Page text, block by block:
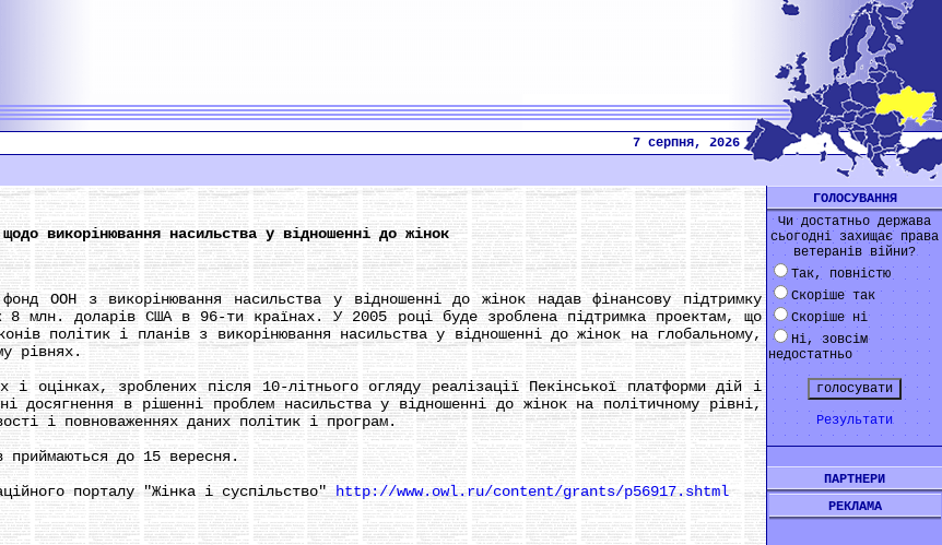
7 серпня, 2026
викорінювання насильства у відношенні до жінок
з викорінювання насильства у відношенні до жінок надав фінансову підтримку
8 млн. доларів США в 96-ти країнах. У 2005 році буде зроблена підтримка проектам, що
політик і планів з викорінювання насильства у відношенні до жінок на глобальному,
рівнях.
зроблених після 10-літнього огляду реалізації Пекінської платформи дій і
досягнення в рішенні проблем насильства у відношенні до жінок на політичному рівні,
і повноваженнях даних політик і програм.
до 15 вересня.
порталу "Жінка і суспільство" http://www.owl.ru/content/grants/p56917.shtml
ГОЛОСУВАННЯ
Чи достатньо держава
сьогодні захищає права
ветеранів війни?
Так, повністю
Скоріше так
Скоріше ні
Ні, зовсім
недостатньо
Результати
ПАРТНЕРИ
РЕКЛАМА